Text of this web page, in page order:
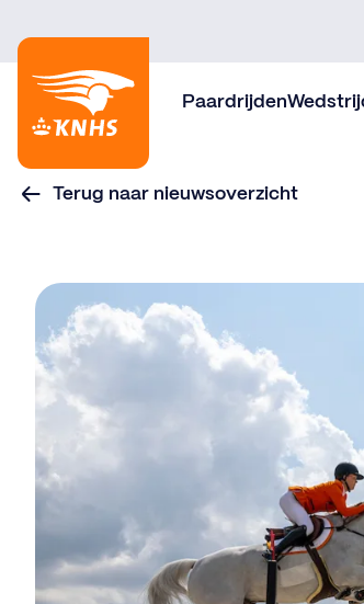
Paardrijden
Terug naar nieuwsoverzicht